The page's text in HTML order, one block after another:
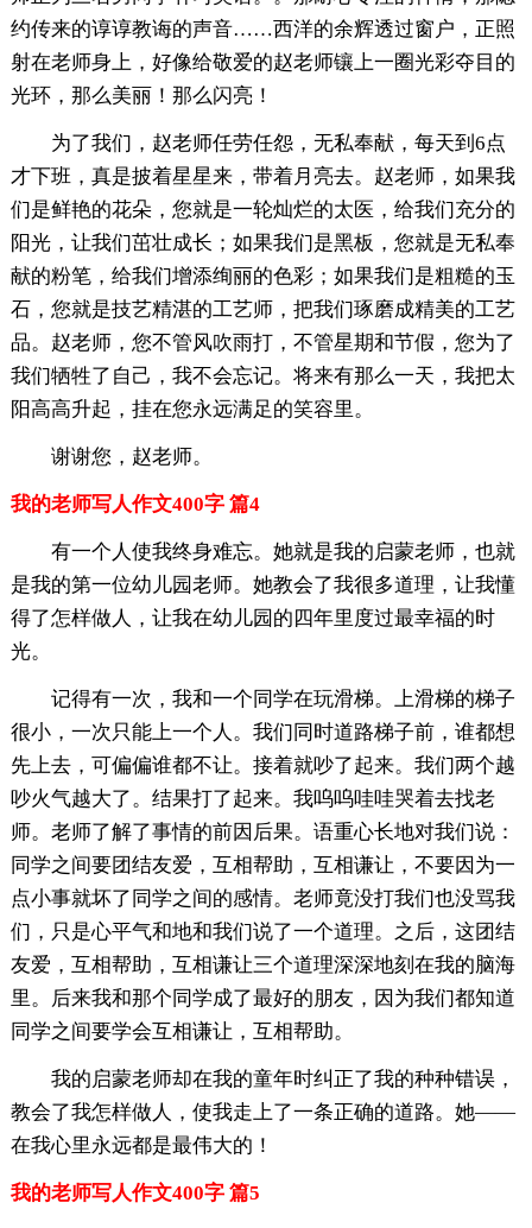
约传来的谆谆教诲的声音……西洋的余辉透过窗户，正照
射在老师身上，好像给敬爱的赵老师镶上一圈光彩夺目的
光环，那么美丽！那么闪亮！
为了我们，赵老师任劳任怨，无私奉献，每天到6点
才下班，真是披着星星来，带着月亮去。赵老师，如果我
们是鲜艳的花朵，您就是一轮灿烂的太医，给我们充分的
阳光，让我们茁壮成长；如果我们是黑板，您就是无私奉
献的粉笔，给我们增添绚丽的色彩；如果我们是粗糙的玉
石，您就是技艺精湛的工艺师，把我们琢磨成精美的工艺
品。赵老师，您不管风吹雨打，不管星期和节假，您为了
我们牺牲了自己，我不会忘记。将来有那么一天，我把太
阳高高升起，挂在您永远满足的笑容里。
谢谢您，赵老师。
我的老师写人作文400字 篇4
有一个人使我终身难忘。她就是我的启蒙老师，也就
是我的第一位幼儿园老师。她教会了我很多道理，让我懂
得了怎样做人，让我在幼儿园的四年里度过最幸福的时
光。
记得有一次，我和一个同学在玩滑梯。上滑梯的梯子
很小，一次只能上一个人。我们同时道路梯子前，谁都想
先上去，可偏偏谁都不让。接着就吵了起来。我们两个越
吵火气越大了。结果打了起来。我呜呜哇哇哭着去找老
师。老师了解了事情的前因后果。语重心长地对我们说：
同学之间要团结友爱，互相帮助，互相谦让，不要因为一
点小事就坏了同学之间的感情。老师竟没打我们也没骂我
们，只是心平气和地和我们说了一个道理。之后，这团结
友爱，互相帮助，互相谦让三个道理深深地刻在我的脑海
里。后来我和那个同学成了最好的朋友，因为我们都知道
同学之间要学会互相谦让，互相帮助。
我的启蒙老师却在我的童年时纠正了我的种种错误，
教会了我怎样做人，使我走上了一条正确的道路。她——
在我心里永远都是最伟大的！
我的老师写人作文400字 篇5